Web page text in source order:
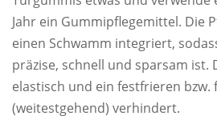
Jahr ein Gummipflegemittel. Die
einen Schwamm integriert,
präzise, schnell und sparsam ist.
elastisch und ein festfrieren bzw.
(weitestgehend) verhindert.